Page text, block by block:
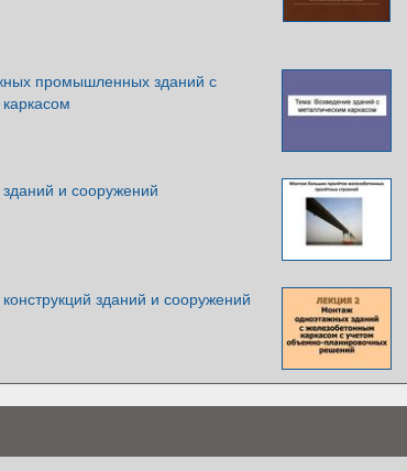
промышленных зданий с
и сооружений
зданий и сооружений